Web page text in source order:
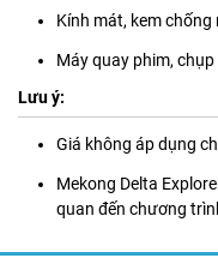
Kính mát, kem chống
Máy quay phim, chụp
Lưu ý:
Giá không áp dụng
Mekong Delta
quan đến chương